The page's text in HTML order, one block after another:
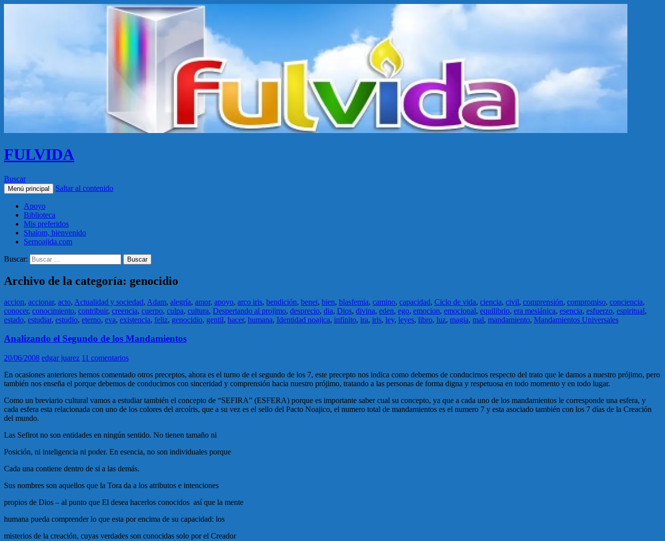
FULVIDA
Buscar
Menú principal Saltar al contenido
Apoyo
Biblioteca
Mis preferidos
Shalom, bienvenido
Sernoajida.com
Buscar:
Archivo de la categoría: genocidio
accion, accionar, acto, Actualidad y sociedad, Adam, alegría, amor, apoyo, arco iris, bendición, benei, bien, blasfemia, camino, capacidad, Ciclo de vida, ciencia, civil, comprensión, compromiso, conciencia,
conocer, conocimiento, contribuir, creencia, cuerpo, culpa, cultura, Despertando al projimo, desprecio, dia, Dios, divina, eden, ego, emocion, emocional, equilibrio, era mesiánica, esencia, esfuerzo, espiritual,
estado, estudiar, estudio, eterno, eva, existencia, feliz, genocidio, gentil, hacer, humana, Identidad noajica, infinito, ira, iris, ley, leyes, libro, luz, magia, mal, mandamiento, Mandamientos Universales
Analizando el Segundo de los Mandamientos
20/06/2008 edgar juarez 11 comentarios
En ocasiones anteriores hemos comentado otros preceptos, ahora es el turno de el segundo de los 7, este precepto nos indica como debemos de conducirnos respecto del trato que le damos a nuestro prójimo, pero
también nos enseña el porque debemos de conducirnos con sinceridad y comprensión hacia nuestro prójimo, tratando a las personas de forma digna y respetuosa en todo momento y en todo lugar.
Como un breviario cultural vamos a estudiar también el concepto de “SEFIRA” (ESFERA) porque es importante saber cual su concepto, ya que a cada uno de los mandamientos le corresponde una esfera, y
cada esfera esta relacionada con uno de los colores del arcoíris, que a su vez es el sello del Pacto Noajico, el numero total de mandamientos es el numero 7 y esta asociado también con los 7 días de la Creación
del mundo.
Las Sefirot no son entidades en ningún sentido. No tienen tamaño ni
Posición, ni inteligencia ni poder. En esencia, no son individuales porque
Cada una contiene dentro de si a las demás.
Sus nombres son aquellos que la Tora da a los atributos e intenciones
propios de Dios – al punto que El desea hacerlos conocidos así que la mente
humana pueda comprender lo que esta por encima de su capacidad: los
misterios de la creación, cuyas verdades son conocidas solo por el Creador